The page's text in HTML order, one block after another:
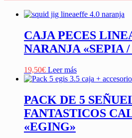
CAJA PECES
NARANJA «SEPIA
19,50€ Leer más
PACK DE 5
FANTASTICOS
«EGING»